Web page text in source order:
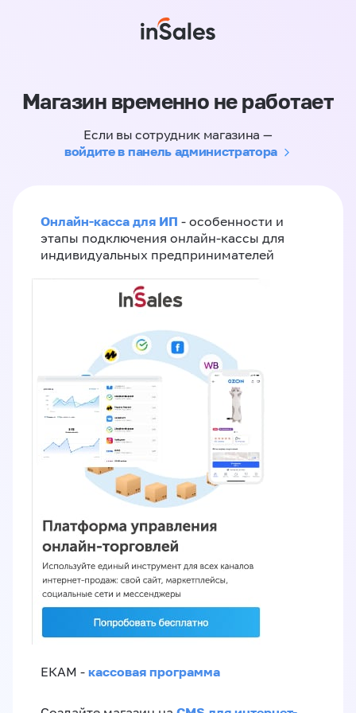
Магазин временно не работает
Если вы сотрудник магазина —
войдите в панель администратора
Онлайн-касса для ИП - особенности и
этапы подключения онлайн-кассы для
индивидуальных предпринимателей
ЕКАМ - кассовая программа